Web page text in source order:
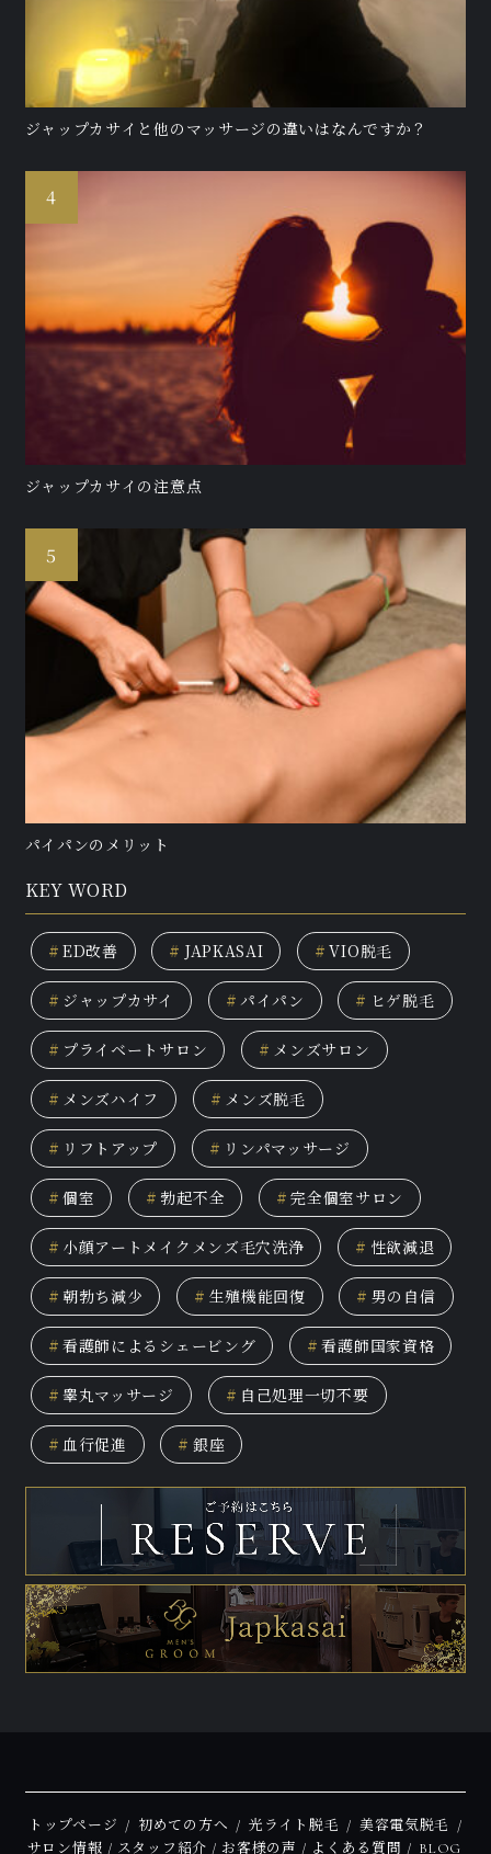
ジャップカサイと他のマッサージの違いはなんですか？
ジャップカサイの注意点
パイパンのメリット
KEY WORD
# ED改善 # JAPKASAI # VIO脱毛
# ジャップカサイ # パイパン # ヒゲ脱毛
# プライベートサロン # メンズサロン
# メンズハイフ # メンズ脱毛
# リフトアップ # リンパマッサージ
# 個室 # 勃起不全 # 完全個室サロン
# 小顔アートメイクメンズ毛穴洗浄 # 性欲減退
# 朝勃ち減少 # 生殖機能回復 # 男の自信
# 看護師によるシェービング # 看護師国家資格
# 睾丸マッサージ # 自己処理一切不要
# 血行促進 # 銀座
トップページ 初めての方へ 光ライト脱毛
美容電気脱毛
サロン情報
スタッフ紹介 お客様の声 よくある質問 BLOG